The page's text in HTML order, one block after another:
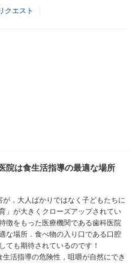
クエスト
院は食生活指導の最適な場所
，大人ばかりではなく子どもたちに
」が大きくクローズアップされてい
徴をもった医療機関である歯科医院
な場所．食べ物の入り口である口腔
ても期待されているのです！
活指導の危険性，咀嚼が自然にでき